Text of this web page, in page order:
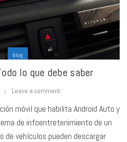
blog
lo que debe saber
Leave a comment
móvil que habilita Android Auto y
de infoentretenimiento de un
de vehículos pueden descargar